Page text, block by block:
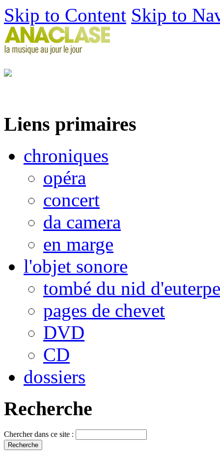
Skip to Content Skip to
Liens primaires
chroniques
opéra
concert
da camera
en marge
l'objet sonore
tombé du nid d'euterpe
pages de chevet
DVD
CD
dossiers
Recherche
Chercher dans ce site :